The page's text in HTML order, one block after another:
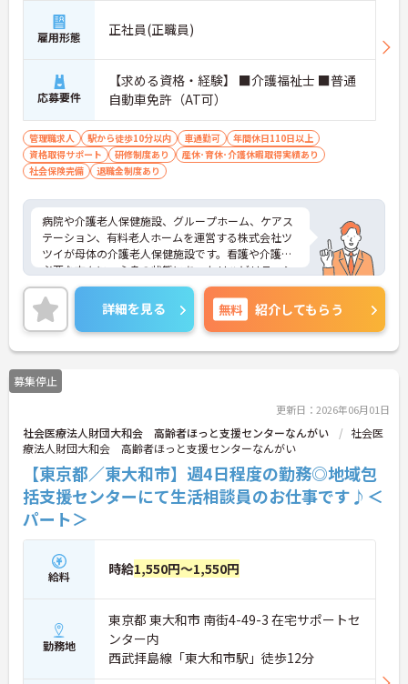
雇用形態 正社員(正職員)
応募要件
【求める資格・経験】 ■介護福祉士 ■普通
自動車免許（AT可）
管理職求人 駅から徒歩10分以内 車通勤可
年間休日110日以上
資格取得サポート
研修制度あり
産休･育休･介護休暇取得実績あり
社会保険完備
退職金制度あり
病院や介護老人保健施設、グループホーム、ケアス
テーション、有料老人ホームを運営する株式会社ツ
ツイが母体の介護老人保健施設です。看護や介護が
必要な方々に、心身の状態にあったリハビリテーシ
ョンなどの医療ケアと生活の実態にあったQuality of
Life を目指し提供します。
あなたの経験やスキルを活かして、高齢者の皆さま
が安心して過ごせる空間づくりにチャレンジしてみ
ませんか？
ご興味のある方はお気軽にお問い合わせ下さいま
せ。
詳細を見る 無料 紹介してもらう
募集停止
更新日：2026年06月01日
社会医療法人財団大和会 高齢者ほっと支援センターなんがい
社会医
療法人財団大和会 高齢者ほっと支援センターなんがい
【東京都／東大和市】週4日程度の勤務◎地域包
括支援センターにて生活相談員のお仕事です♪＜
パート＞
給料 時給1,550円～1,550円
勤務地
東京都 東大和市 南街4-49-3 在宅サポートセ
ンター内
西武拝島線「東大和市駅」徒歩12分